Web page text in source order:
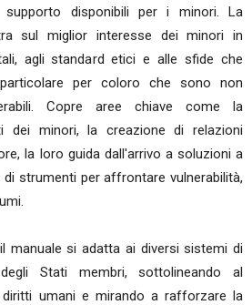
disponibili per i minori. La
sul miglior interesse dei minori in
agli standard etici e alle sfide che
per coloro che sono non
Copre aree chiave come la
dei minori, la creazione di relazioni
la loro guida dall'arrivo a soluzioni a
strumenti per affrontare vulnerabilità,
manuale si adatta ai diversi sistemi di
Stati membri, sottolineando al
umani e mirando a rafforzare la